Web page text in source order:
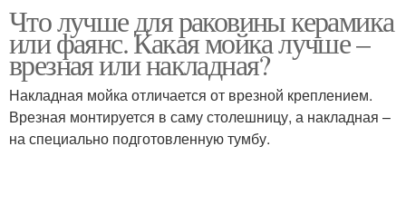
Что лучше для раковины керамика
или фаянс. Какая мойка лучше –
врезная или накладная?
Накладная мойка отличается от врезной креплением.
Врезная монтируется в саму столешницу, а накладная –
на специально подготовленную тумбу.